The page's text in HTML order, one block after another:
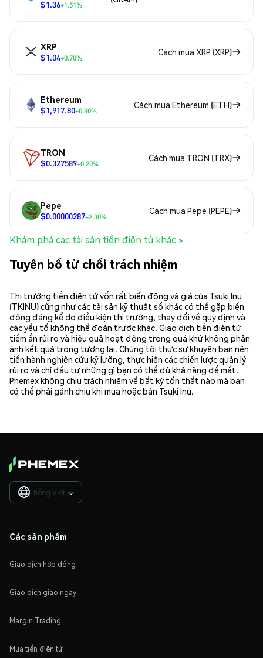
$1.36+1.51%
XRP
$1.04+0.70%
Cách mua XRP (XRP)
Ethereum
$1,917.80+0.80%
Cách mua Ethereum (ETH)
TRON
$0.327589+0.20%
Cách mua TRON (TRX)
Pepe
$0.00000287+2.30%
Cách mua Pepe (PEPE)
Khám phá các tài sản tiền điện tử khác >
Tuyên bố từ chối trách nhiệm
Thị trường tiền điện tử vốn rất biến động và giá của Tsuki Inu
(TKINU) cũng như các tài sản kỹ thuật số khác có thể gặp biến
động đáng kể do điều kiện thị trường, thay đổi về quy định và
các yếu tố không thể đoán trước khác. Giao dịch tiền điện tử
tiềm ẩn rủi ro và hiệu quả hoạt động trong quá khứ không phản
ánh kết quả trong tương lai. Chúng tôi thực sự khuyên bạn nên
tiến hành nghiên cứu kỹ lưỡng, thực hiện các chiến lược quản lý
rủi ro và chỉ đầu tư những gì bạn có thể đủ khả năng để mất.
Phemex không chịu trách nhiệm về bất kỳ tổn thất nào mà bạn
có thể phải gánh chịu khi mua hoặc bán Tsuki Inu.
tiếng Việt 
Các sản phẩm
Giao dịch hợp đồng
Giao dịch giao ngay
Margin Trading
Mua tiền điện tử